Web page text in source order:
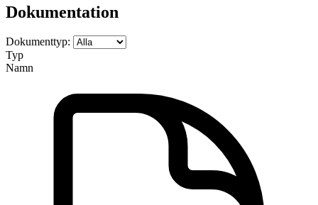
Dokumentation
Dokumenttyp:
Typ
Namn